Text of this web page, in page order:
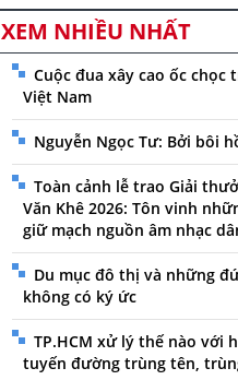
XEM NHIỀU NHẤT
Cuộc đua xây cao ốc chọc
Việt Nam
Nguyễn Ngọc Tư: Bởi bôi
Toàn cảnh lễ trao Giải
Văn Khê 2026: Tôn vinh
giữ mạch nguồn âm nhạc
Du mục đô thị và những
không có ký ức
TP.HCM xử lý thế nào với
tuyến đường trùng tên,